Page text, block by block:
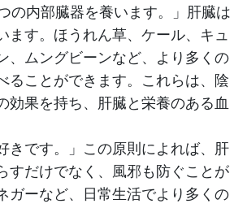
の内部臓器を養います。」肝臓は
ます。ほうれん草、ケール、キュ
、ムングビーンなど、より多くの
ることができます。これらは、陰
効果を持ち、肝臓と栄養のある血
きです。」この原則によれば、肝
すだけでなく、風邪も防ぐことが
ガーなど、日常生活でより多くの